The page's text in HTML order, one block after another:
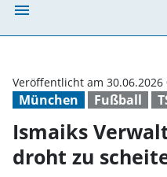
menu
München Fußball
Veröffentlicht am 30.06.2026
Ismaiks
droht zu